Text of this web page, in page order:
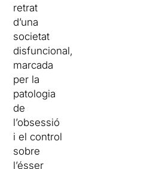
retrat
d’una
societat
disfuncional,
marcada
per la
patologia
de
l’obsessió
i el control
sobre
l’ésser